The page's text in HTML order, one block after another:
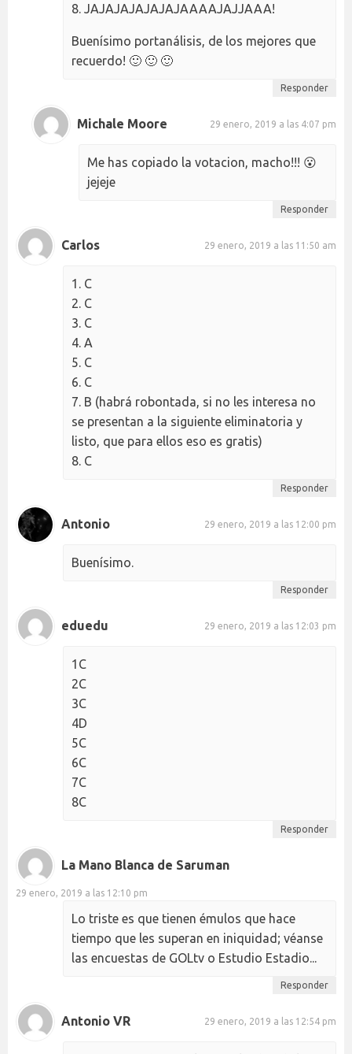
8. JAJAJAJAJAJAJAAAAJAJJAAA!
Buenísimo portanálisis, de los mejores que
recuerdo! 🙂 🙂 🙂
Responder
Michale Moore 29 enero, 2019 a las 4:07 pm
Me has copiado la votacion, macho!!! 😮
jejeje
Responder
Carlos 29 enero, 2019 a las 11:50 am
1. C
2. C
3. C
4. A
5. C
6. C
7. B (habrá robontada, si no les interesa no
se presentan a la siguiente eliminatoria y
listo, que para ellos eso es gratis)
8. C
Responder
Antonio 29 enero, 2019 a las 12:00 pm
Buenísimo.
Responder
eduedu 29 enero, 2019 a las 12:03 pm
1C
2C
3C
4D
5C
6C
7C
8C
Responder
La Mano Blanca de Saruman
29 enero, 2019 a las 12:10 pm
Lo triste es que tienen émulos que hace
tiempo que les superan en iniquidad; véanse
las encuestas de GOLtv o Estudio Estadio...
Responder
Antonio VR 29 enero, 2019 a las 12:54 pm